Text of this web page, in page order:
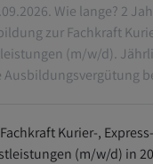
Wie lange? 2
zur Fachkraft
(m/w/d).
Kurier-,
(m/w/d) in